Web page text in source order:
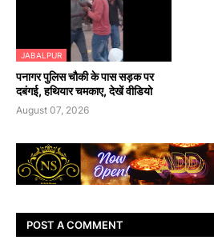
JABALPUR
पनागर पुलिस चौकी के पास सड़क पर
दबंगई, हथियार चमकाए, देखें वीडियो
August 07, 2026
POST A COMMENT